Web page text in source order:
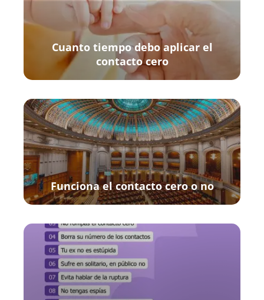
Cuanto tiempo debo aplicar el
contacto cero
Funciona el contacto cero o no